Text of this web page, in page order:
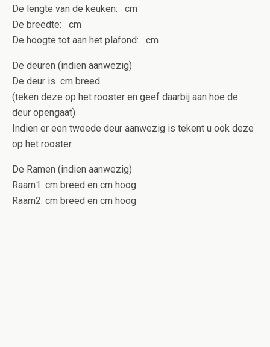
De lengte van de keuken: cm
De breedte: cm
De hoogte tot aan het plafond: cm
De deuren (indien aanwezig)
De deur is cm breed
(teken deze op het rooster en geef daarbij aan hoe de
deur opengaat)
Indien er een tweede deur aanwezig is tekent u ook deze
op het rooster.
De Ramen (indien aanwezig)
Raam1: cm breed en cm hoog
Raam2: cm breed en cm hoog